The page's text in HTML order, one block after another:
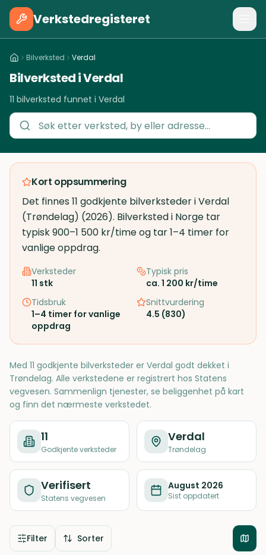
Verkstedregisteret
Bilverksted Verdal
Bilverksted i Verdal
11 bilverksted funnet i Verdal
Kort oppsummering
Det finnes 11 godkjente bilverksteder i Verdal
(Trøndelag) (2026). Bilverksted i Norge tar
typisk 900–1 500 kr/time og tar 1–4 timer for
vanlige oppdrag.
Verksteder
11 stk
Typisk pris
ca. 1 200 kr/time
Tidsbruk
1–4 timer for vanlige
oppdrag
Snittvurdering
4.5 (830)
Med 11 godkjente bilverksteder er Verdal godt dekket i
Trøndelag. Alle verkstedene er registrert hos Statens
vegvesen. Sammenlign tjenester, se beliggenhet på kart
og finn det nærmeste verkstedet.
11
Godkjente verksteder
Verdal
Trøndelag
Verifisert
Statens vegvesen
August 2026
Sist oppdatert
Filter Sorter